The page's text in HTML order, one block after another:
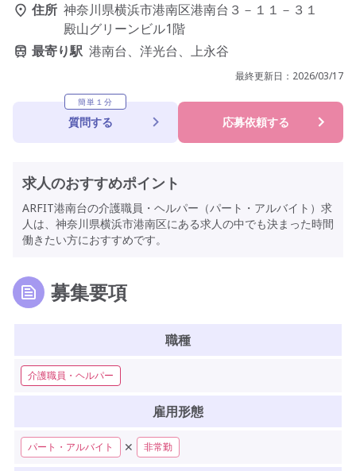
住所 神奈川県横浜市港南区港南台３－１１－３１
殿山グリーンビル1階
最寄り駅 港南台、洋光台、上永谷
最終更新日： 2026/03/17
簡単１分
質問する 応募依頼する
求人のおすすめポイント
ARFIT港南台の介護職員・ヘルパー（パート・アルバイト）求
人は、神奈川県横浜市港南区にある求人の中でも決まった時間
働きたい方におすすめです。
募集要項
職種
介護職員・ヘルパー
雇用形態
パート・アルバイト ✕ 非常勤